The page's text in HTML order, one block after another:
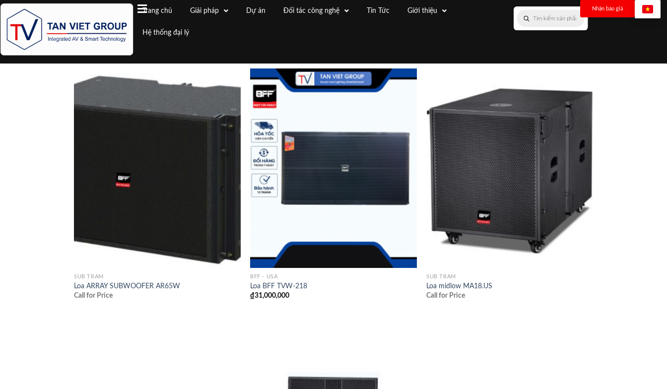
Trang chủ Giải pháp Dự án Đối tác công nghệ Tin Tức Giới thiệu
Hệ thống đại lý
Nhận báo giá
SUB TRẦM
Loa ARRAY SUBWOOFER AR65W
Call for Price
BFF - USA
Loa BFF TVW-218
₫31,000,000
SUB TRẦM
Loa midlow MA18.US
Call for Price